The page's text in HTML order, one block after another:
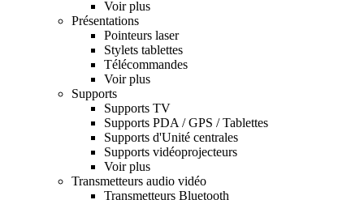
Voir plus
Présentations
Pointeurs laser
Stylets tablettes
Télécommandes
Voir plus
Supports
Supports TV
Supports PDA / GPS / Tablettes
Supports d'Unité centrales
Supports vidéoprojecteurs
Voir plus
Transmetteurs audio vidéo
Transmetteurs Bluetooth